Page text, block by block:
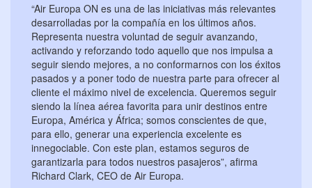
“Air Europa ON es una de las iniciativas más relevantes
desarrolladas por la compañía en los últimos años.
Representa nuestra voluntad de seguir avanzando,
activando y reforzando todo aquello que nos impulsa a
seguir siendo mejores, a no conformarnos con los éxitos
pasados y a poner todo de nuestra parte para ofrecer al
cliente el máximo nivel de excelencia. Queremos seguir
siendo la línea aérea favorita para unir destinos entre
Europa, América y África; somos conscientes de que,
para ello, generar una experiencia excelente es
innegociable. Con este plan, estamos seguros de
garantizarla para todos nuestros pasajeros”, afirma
Richard Clark, CEO de Air Europa.